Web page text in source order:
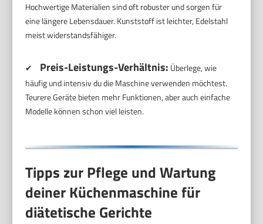
Hochwertige Materialien sind oft robuster und sorgen für
eine längere Lebensdauer. Kunststoff ist leichter, Edelstahl
meist widerstandsfähiger.
✔ Preis-Leistungs-Verhältnis: Überlege, wie
häufig und intensiv du die Maschine verwenden möchtest.
Teurere Geräte bieten mehr Funktionen, aber auch einfache
Modelle können schon viel leisten.
Tipps zur Pflege und Wartung
deiner Küchenmaschine für
diätetische Gerichte